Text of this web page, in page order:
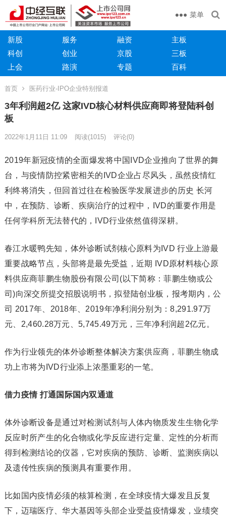
菜单
新股 服务 融资
主板
科创
创业 京股
三板
上会
路演 专题 百科
首页 医药行业-IPO企业特别报道
3年利润超2亿 这家IVD核心材料供应商即将登陆科创
板
2022年1月11日 11:09 阅读(1015) 评论(0)
2019年新冠疫情的全面爆发将中国IVD企业推向了世界的舞
台，与疫情防控紧密相关的IVD企业占尽风头，虽然疫情红
利终将消失，但回首过往在检验医学发展进步的历史 长河
中，在预防、诊断、疾病治疗的过程中，IVD的重要作用是
任何学科所无法替代的，IVD行业依然值得深耕。
春江水暖鸭先知，体外诊断试剂核心原料为IVD 行业上游最
重要战略节点，头部将是最先受益，近期 IVD原材料核心原
料供应商菲鹏生物股份有限公司(以下简称：菲鹏生物或公
司)向深交所提交招股说明书，拟登陆创业板，报考期内，公
司 2017年、2018年、2019年净利润分别为：8,291.97万
元、2,460.28万元、5,745.49万元，三年净利润超2亿元。
作为行业领先的体外诊断整体解决方案供应商，菲鹏生物成
功上市将为IVD行业添上浓墨重彩的一笔。
借力疫情 打通国际国内双通道
体外诊断设备是通过对检测试剂与人体内物质发生生物化学
反应时所产生的化合物或化学反应进行定量、定性的分析而
得到检测结论的仪器，它对疾病的预防、诊断、监测疾病以
及遗传性疾病的预测具有重要作用。
比如国内疫情必须的核算检测，在全球疫情大爆发且反复
下，迈瑞医疗、华大基因等头部企业受益疫情爆发，业绩突